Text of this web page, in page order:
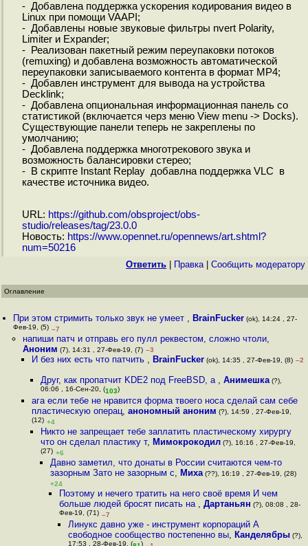
- Добавлена поддержка ускорения кодирования видео в
Linux при помощи VAAPI;
- Добавлены новые звуковые фильтры nvert Polarity,
Limiter и Expander;
- Реализован пакетный режим переупаковки потоков
(remuxing) и добавлена возможность автоматической
переупаковки записываемого контента в формат MP4;
- Добавлен инструмент для вывода на устройства
Decklink;
- Добавлена опциональная информационная панель со
статистикой (включается черз меню View menu -> Docks).
Существующие панели теперь не закреплены по
умолчанию;
- Добавлена поддержка многотрекового звука и
возможность балансировки стерео;
- В скрипте Instant Replay добавлна поддержка VLC в
качестве источника видео.
URL: https://github.com/obsproject/obs-
studio/releases/tag/23.0.0
Новость: https://www.opennet.ru/opennews/art.shtml?
num=50216
Ответить Правка| Cообщить модератору
Оглавление
При этом стримить только звук не умеет , BrainFucker (ok), 14:24 , 27-
Фев-19, (5) –7
напиши патч и отправь его пулл реквестом, сложно чтоли,
Аноним (7), 14:31 , 27-Фев-19, (7) –3
И без них есть что патчить , BrainFucker(ok), 14:35 , 27-Фев-19, (8) –2
Друг, как пропатчит KDE2 под FreeBSD, а ,Анимешка (?),
06:06 , 16-Сен-20, (103)
ага если тебе не нравится форма твоего носа сделай сам себе
пластическую операц, анономный аноним (?), 14:59 , 27-Фев-19,
(12) +4
Никто не запрещает тебе заплатить пластическому хирургу
что он сделал пластику т, Мимокрокодил (?), 16:16 , 27-Фев-19,
(27) +6
Давно заметил, что донаты в России считаются чем-то
зазорным Зато не зазорным с, Миха(??), 16:19 , 27-Фев-19, (28)
+24
Поэтому и нечего тратить на него своё время И чем
больше людей бросят писать на , Дартаньян (?), 08:08 , 28-
Фев-19, (71) –7
Линукс давно уже - инструмент корпораций А
свободное сообщество постепенно вы, Канделябры (?),